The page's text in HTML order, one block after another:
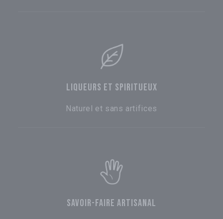
LIQUEURS ET SPIRITUEUX
Naturel et sans artifices
SAVOIR-FAIRE ARTISANAL